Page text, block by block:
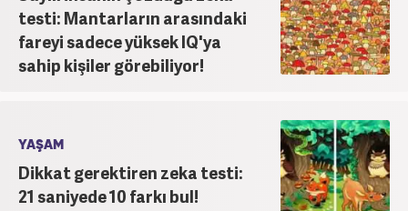
testi: Mantarların arasındaki
fareyi sadece yüksek IQ'ya
sahip kişiler görebiliyor!
YAŞAM
Dikkat gerektiren zeka testi:
21 saniyede 10 farkı bul!